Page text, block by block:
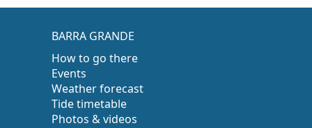
BARRA GRANDE
How to go there
Events
Weather forecast
Tide timetable
Photos & videos